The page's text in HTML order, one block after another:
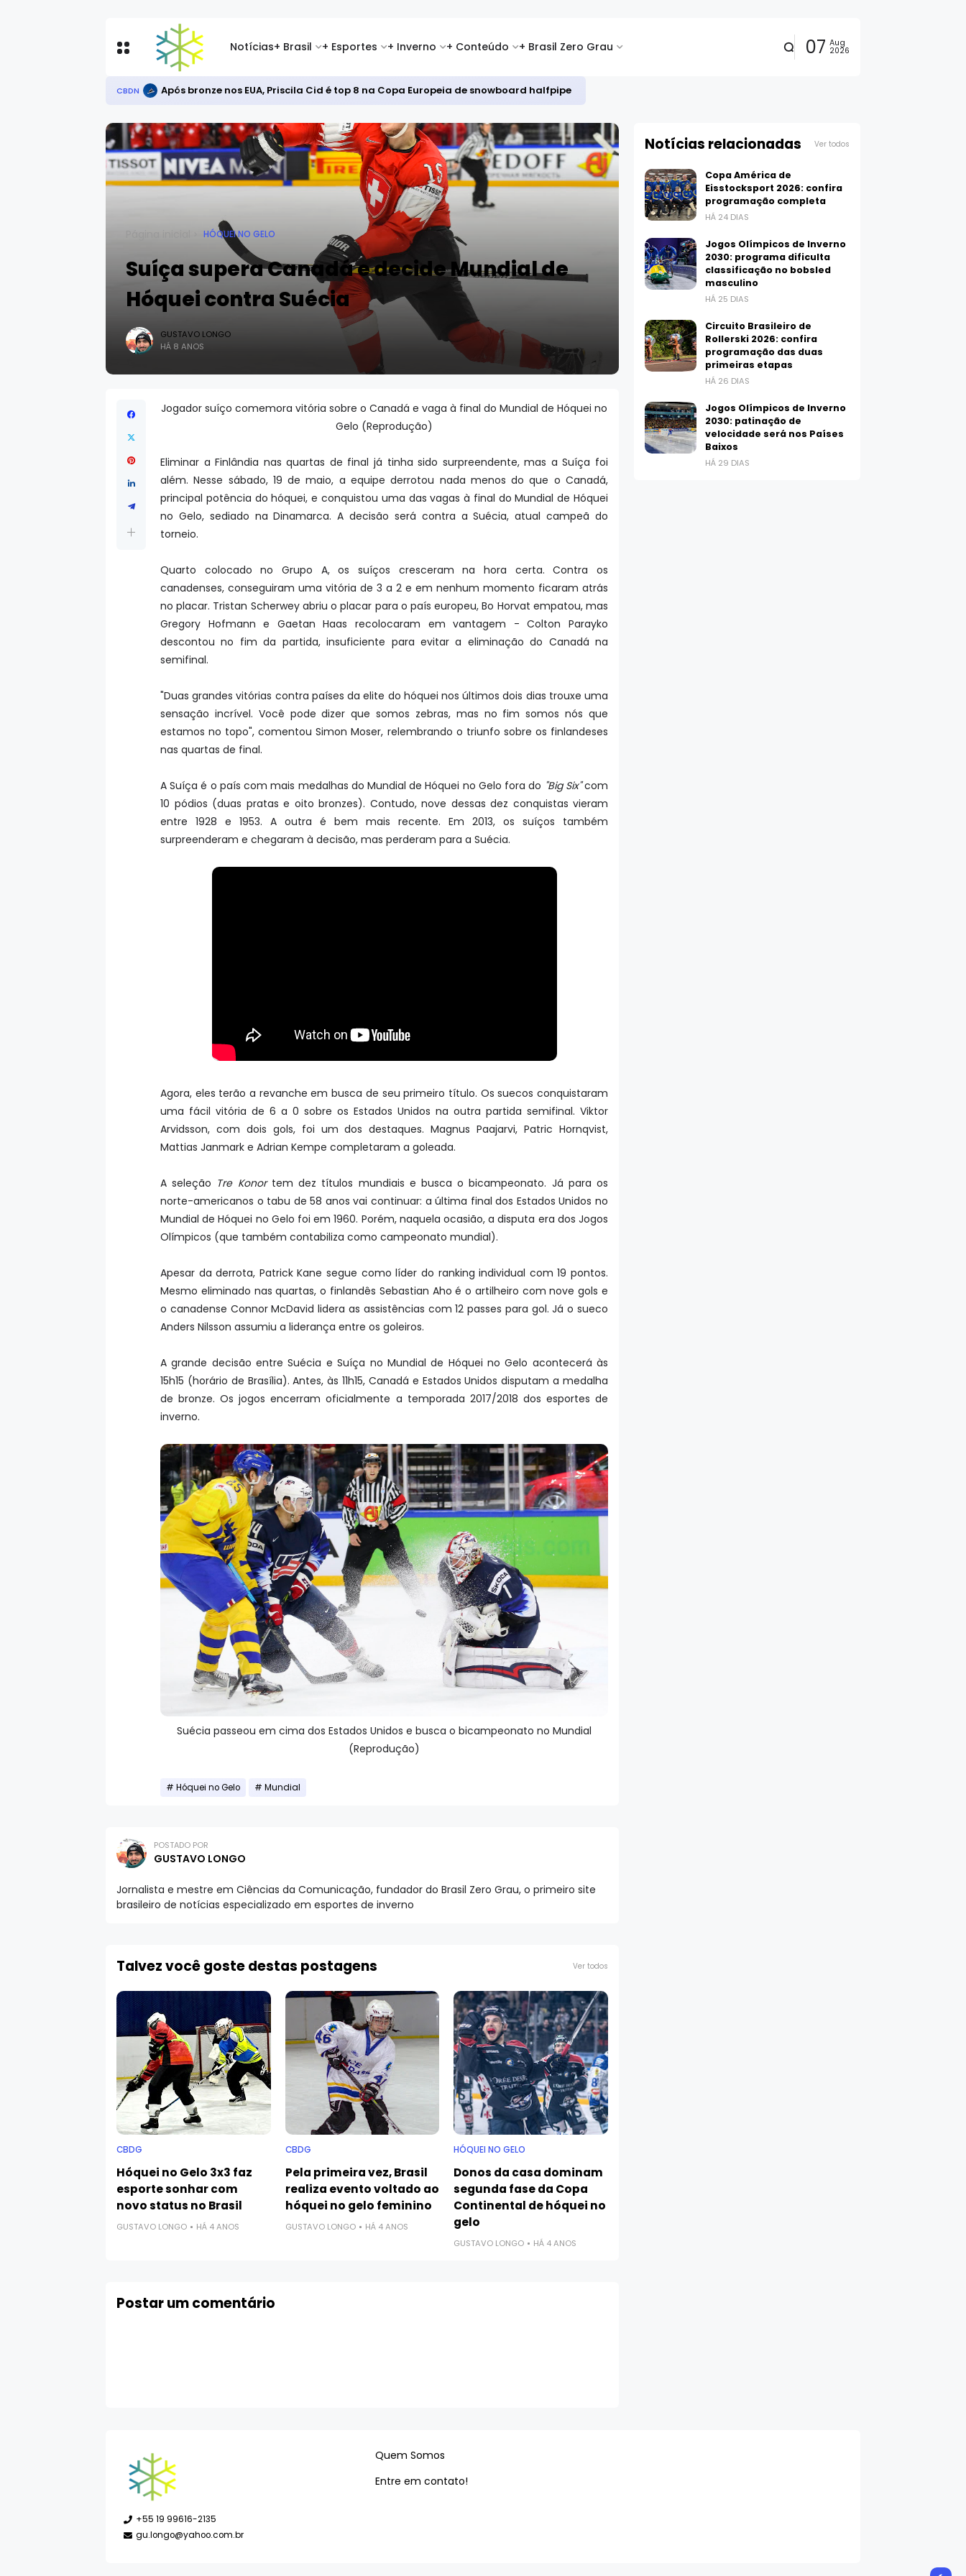
Notícias+ Brasil + Esportes + Inverno + Conteúdo + Brasil Zero Grau 07 Aug
2026
CBDN Após bronze nos EUA, Priscila Cid é top 8 na Copa Europeia de snowboard halfpipe
HÓQUEI NO GELO
Suíça supera Canadá e decide Mundial de
Hóquei contra Suécia
GUSTAVO LONGO
HÁ 8 ANOS
Jogador suíço comemora vitória sobre o Canadá e vaga à final do Mundial de Hóquei no
Gelo (Reprodução)
Eliminar a Finlândia nas quartas de final já tinha sido surpreendente, mas a Suíça foi
além. Nesse sábado, 19 de maio, a equipe derrotou nada menos do que o Canadá,
principal potência do hóquei, e conquistou uma das vagas à final do Mundial de Hóquei
no Gelo, sediado na Dinamarca. A decisão será contra a Suécia, atual campeã do
torneio.
Quarto colocado no Grupo A, os suíços cresceram na hora certa. Contra os
canadenses, conseguiram uma vitória de 3 a 2 e em nenhum momento ficaram atrás
no placar. Tristan Scherwey abriu o placar para o país europeu, Bo Horvat empatou, mas
Gregory Hofmann e Gaetan Haas recolocaram em vantagem - Colton Parayko
descontou no fim da partida, insuficiente para evitar a eliminação do Canadá na
semifinal.
"Duas grandes vitórias contra países da elite do hóquei nos últimos dois dias trouxe uma
sensação incrível. Você pode dizer que somos zebras, mas no fim somos nós que
estamos no topo", comentou Simon Moser, relembrando o triunfo sobre os finlandeses
nas quartas de final.
A Suíça é o país com mais medalhas do Mundial de Hóquei no Gelo fora do "Big Six"com
10 pódios (duas pratas e oito bronzes). Contudo, nove dessas dez conquistas vieram
entre 1928 e 1953. A outra é bem mais recente. Em 2013, os suíços também
surpreenderam e chegaram à decisão, mas perderam para a Suécia.
Agora, eles terão a revanche em busca de seu primeiro título. Os suecos conquistaram
uma fácil vitória de 6 a 0 sobre os Estados Unidos na outra partida semifinal. Viktor
Arvidsson, com dois gols, foi um dos destaques. Magnus Paajarvi, Patric Hornqvist,
Mattias Janmark e Adrian Kempe completaram a goleada.
A seleção Tre Konortem dez títulos mundiais e busca o bicampeonato. Já para os
norte-americanos o tabu de 58 anos vai continuar: a última final dos Estados Unidos no
Mundial de Hóquei no Gelo foi em 1960. Porém, naquela ocasião, a disputa era dos Jogos
Olímpicos (que também contabiliza como campeonato mundial).
Apesar da derrota, Patrick Kane segue como líder do ranking individual com 19 pontos.
Mesmo eliminado nas quartas, o finlandês Sebastian Aho é o artilheiro com nove gols e
o canadense Connor McDavid lidera as assistências com 12 passes para gol. Já o sueco
Anders Nilsson assumiu a liderança entre os goleiros.
A grande decisão entre Suécia e Suíça no Mundial de Hóquei no Gelo acontecerá às
15h15 (horário de Brasília). Antes, às 11h15, Canadá e Estados Unidos disputam a medalha
de bronze. Os jogos encerram oficialmente a temporada 2017/2018 dos esportes de
inverno.
Suécia passeou em cima dos Estados Unidos e busca o bicampeonato no Mundial
(Reprodução)
Hóquei no Gelo Mundial
POSTADO POR
GUSTAVO LONGO
Jornalista e mestre em Ciências da Comunicação, fundador do Brasil Zero Grau, o primeiro site
brasileiro de notícias especializado em esportes de inverno
Talvez você goste destas postagens Ver todos
CBDG
Hóquei no Gelo 3x3 faz
esporte sonhar com
novo status no Brasil
GUSTAVO LONGO HÁ 4 ANOS
CBDG
Pela primeira vez, Brasil
realiza evento voltado ao
hóquei no gelo feminino
GUSTAVO LONGO HÁ 4 ANOS
HÓQUEI NO GELO
Donos da casa dominam
segunda fase da Copa
Continental de hóquei no
gelo
GUSTAVO LONGO HÁ 4 ANOS
Postar um comentário
Notícias relacionadas Ver todos
Copa América de
Eisstocksport 2026: confira
programação completa
HÁ 24 DIAS
Jogos Olímpicos de Inverno
2030: programa dificulta
classificação no bobsled
masculino
HÁ 25 DIAS
Circuito Brasileiro de
Rollerski 2026: confira
programação das duas
primeiras etapas
HÁ 26 DIAS
Jogos Olímpicos de Inverno
2030: patinação de
velocidade será nos Países
Baixos
HÁ 29 DIAS
+55 19 99616-2135
gu.longo@yahoo.com.br
Quem Somos
Entre em contato!